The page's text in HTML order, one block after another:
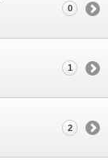
0
1
2